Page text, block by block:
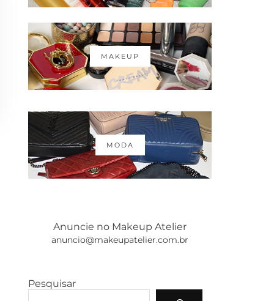
MAKEUP
MODA
Anuncie no Makeup Atelier
anuncio@makeupatelier.com.br
Pesquisar